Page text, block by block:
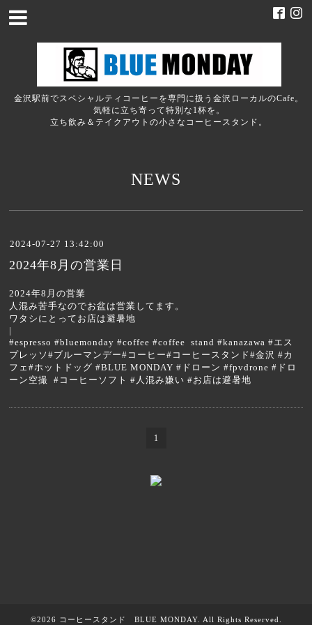
金沢駅前でスペシャルティコーヒーを専門に扱う金沢ローカルのCafe。
気軽に立ち寄って特別な1杯を。
立ち飲み＆テイクアウトの小さなコーヒースタンド。
NEWS
2024-07-27 13:42:00
2024年8月の営業日
2024年8月の営業
人混み苦手なのでお盆は営業してます。
ワタシにとってお店は避暑地
|
#espresso #bluemonday #coffee #coffee stand #kanazawa #エス
プレッソ#ブルーマンデー#コーヒー#コーヒースタンド#金沢 #カ
フェ#ホットドッグ #BLUE MONDAY #ドローン #fpvdrone #ドロ
ーン空撮 #コーヒーソフト #人混み嫌い #お店は避暑地
1
©2026 コーヒースタンド BLUE MONDAY. All Rights Reserved.